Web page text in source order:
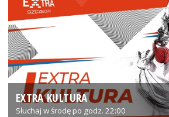
EXTRA KULTURA
Słuchaj w środę po godz. 22:00